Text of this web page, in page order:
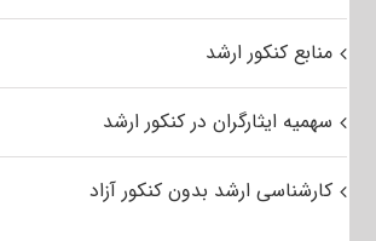
منابع کنکور ارشد
سهمیه ایثارگران در کنکور ارشد
کارشناسی ارشد بدون کنکور آزاد